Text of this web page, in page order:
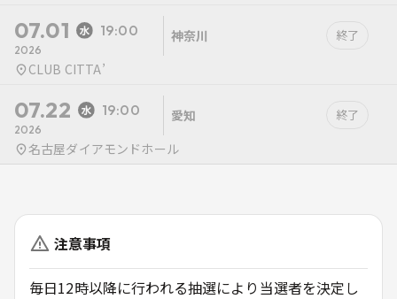
07.01 19:00
2026
神奈川 終了
CLUB CITTA’
07.22 19:00
2026
愛知 終了
名古屋ダイアモンドホール
注意事項
毎日12時以降に行われる抽選により当選者を決定し